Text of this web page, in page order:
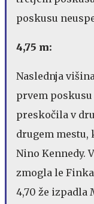
poskusu
4,75 m:
Naslednja
prvem poskusu
preskočila v
drugem mestu,
Nino Kennedy.
zmogla le
4,70 že izpadla